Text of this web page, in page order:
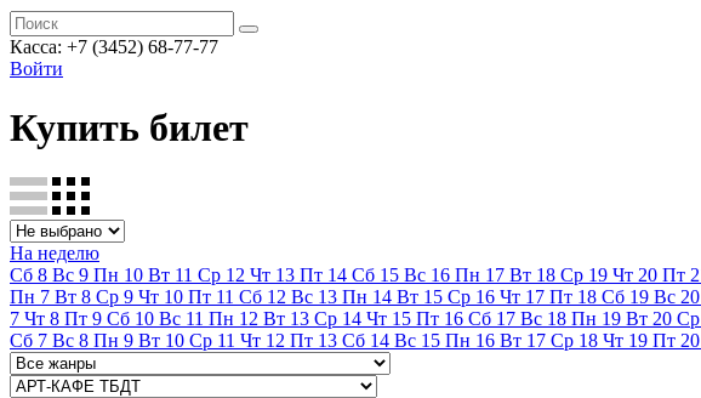
Касса: +7 (3452) 68-77-77
Войти
Купить билет
На неделю
Сб 8 Вс 9 Пн 10 Вт 11 Ср 12 Чт 13 Пт 14 Сб 15 Вс 16 Пн 17 Вт 18 Ср 19 Чт 20 Пт
Пн 7 Вт 8 Ср 9 Чт 10 Пт 11 Сб 12 Вс 13 Пн 14 Вт 15 Ср 16 Чт 17 Пт 18 Сб 19 Вс 20
7 Чт 8 Пт 9 Сб 10 Вс 11 Пн 12 Вт 13 Ср 14 Чт 15 Пт 16 Сб 17 Вс 18 Пн 19 Вт 20 Ср
Сб 7 Вс 8 Пн 9 Вт 10 Ср 11 Чт 12 Пт 13 Сб 14 Вс 15 Пн 16 Вт 17 Ср 18 Чт 19 Пт 20